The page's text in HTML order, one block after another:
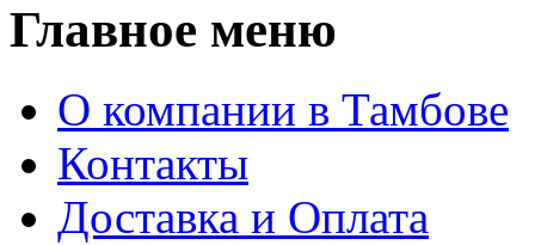
Главное меню
О компании в Тамбове
Контакты
Доставка и Оплата